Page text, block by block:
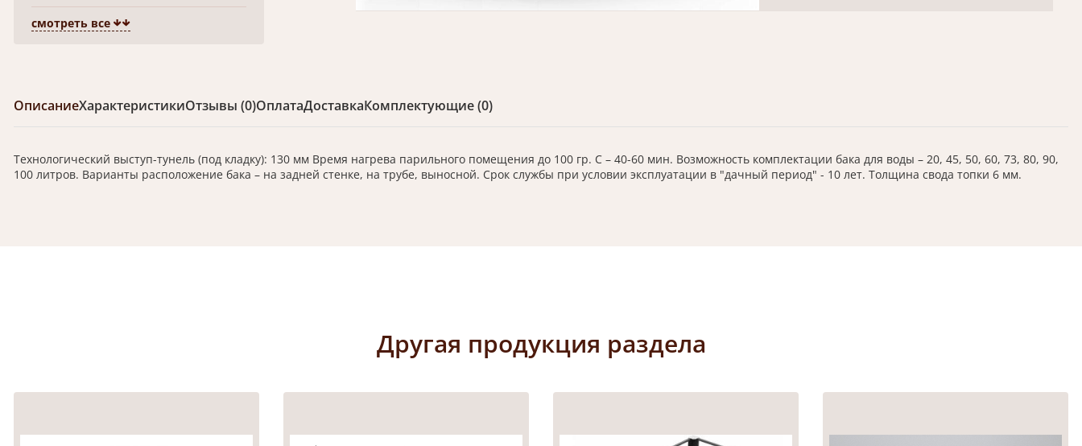
смотреть все
ОписаниеХарактеристикиОтзывы (0)ОплатаДоставкаКомплектующие (0)
Технологический выступ-тунель (под кладку): 130 мм Время нагрева парильного помещения до 100 гр. С – 40-60 мин. Возможность комплектации бака для воды – 20, 45, 50, 60, 73, 80, 90,
100 литров. Варианты расположение бака – на задней стенке, на трубе, выносной. Срок службы при условии эксплуатации в "дачный период" - 10 лет. Толщина свода топки 6 мм.
Другая продукция раздела